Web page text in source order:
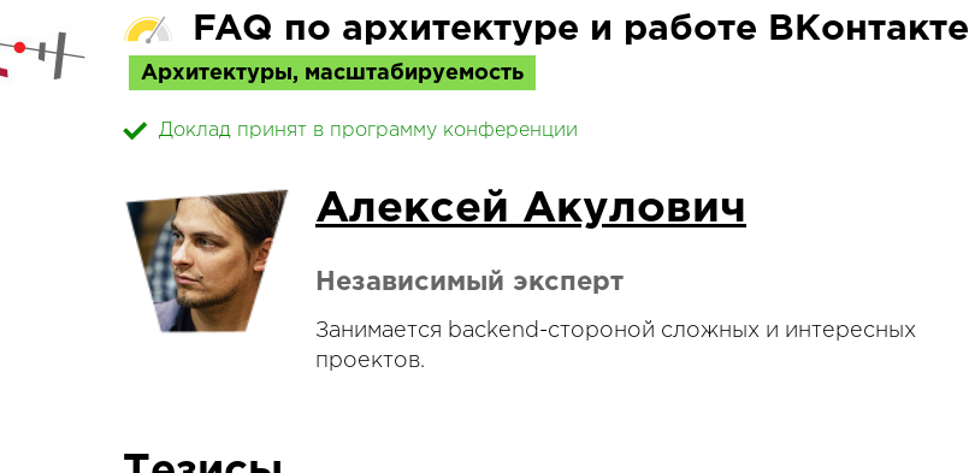
FAQ по архитектуре и работе ВКонтакте
Архитектуры, масштабируемость
Доклад принят в программу конференции
Алексей Акулович
Независимый эксперт
Занимается backend-стороной сложных и интересных
проектов.